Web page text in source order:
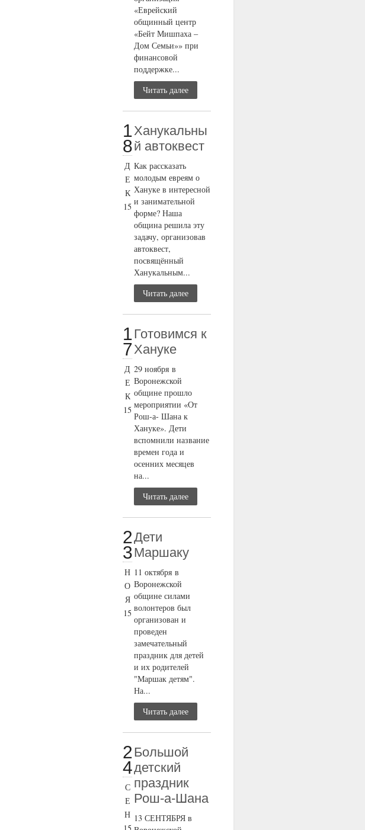
«Еврейский
общинный центр
«Бейт Мишпаха –
Дом Семьи»» при
финансовой
поддержке...
Читать далее
1
8
Д
Е
К
15
Ханукальны
й автоквест
Как рассказать
молодым евреям о
Хануке в интересной
и занимательной
форме? Наша
община решила эту
задачу, организовав
автоквест,
посвящённый
Ханукальным...
Читать далее
1
7
Д
Е
К
15
Готовимся к
Хануке
29 ноября в
Воронежской
общине прошло
мероприятии «От
Рош-а- Шана к
Хануке». Дети
вспомнили название
времен года и
осенних месяцев
на...
Читать далее
2
3
Н
О
Я
15
Дети
Маршаку
11 октября в
Воронежской
общине силами
волонтеров был
организован и
проведен
замечательный
праздник для детей
и их родителей
"Маршак детям".
На...
Читать далее
2
4
С
Е
Н
Большой
детский
праздник
Рош-а-Шана
13 СЕНТЯБРЯ в